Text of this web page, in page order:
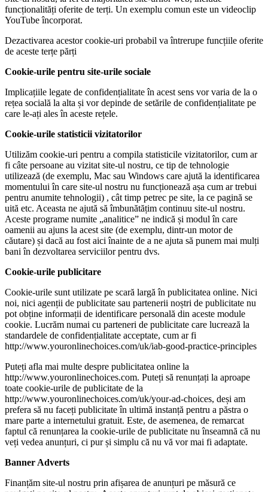
funcționalități oferite de terți. Un exemplu comun este un videoclip
YouTube încorporat.
Dezactivarea acestor cookie-uri probabil va întrerupe funcțiile oferite
de aceste terțe părți
Cookie-urile pentru site-urile sociale
Implicațiile legate de confidențialitate în acest sens vor varia de la o
rețea socială la alta și vor depinde de setările de confidențialitate pe
care le-ați ales în aceste rețele.
Cookie-urile statisticii vizitatorilor
Utilizăm cookie-uri pentru a compila statisticile vizitatorilor, cum ar
fi câte persoane au vizitat site-ul nostru, ce tip de tehnologie
utilizează (de exemplu, Mac sau Windows care ajută la identificarea
momentului în care site-ul nostru nu funcționează așa cum ar trebui
pentru anumite tehnologii) , cât timp petrec pe site, la ce pagină se
uită etc. Aceasta ne ajută să îmbunătățim continuu site-ul nostru.
Aceste programe numite „analitice” ne indică și modul în care
oamenii au ajuns la acest site (de exemplu, dintr-un motor de
căutare) și dacă au fost aici înainte de a ne ajuta să punem mai mulți
bani în dezvoltarea serviciilor pentru dvs.
Cookie-urile publicitare
Cookie-urile sunt utilizate pe scară largă în publicitatea online. Nici
noi, nici agenții de publicitate sau partenerii noștri de publicitate nu
pot obține informații de identificare personală din aceste module
cookie. Lucrăm numai cu parteneri de publicitate care lucrează la
standardele de confidențialitate acceptate, cum ar fi
http://www.youronlinechoices.com/uk/iab-good-practice-principles
Puteți afla mai multe despre publicitatea online la
http://www.youronlinechoices.com. Puteți să renunțați la aproape
toate cookie-urile de publicitate de la
http://www.youronlinechoices.com/uk/your-ad-choices, deși am
prefera să nu faceți publicitate în ultimă instanță pentru a păstra o
mare parte a internetului gratuit. Este, de asemenea, de remarcat
faptul că renunțarea la cookie-urile de publicitate nu înseamnă că nu
veți vedea anunțuri, ci pur și simplu că nu vă vor mai fi adaptate.
Banner Adverts
Finanțăm site-ul nostru prin afișarea de anunțuri pe măsură ce